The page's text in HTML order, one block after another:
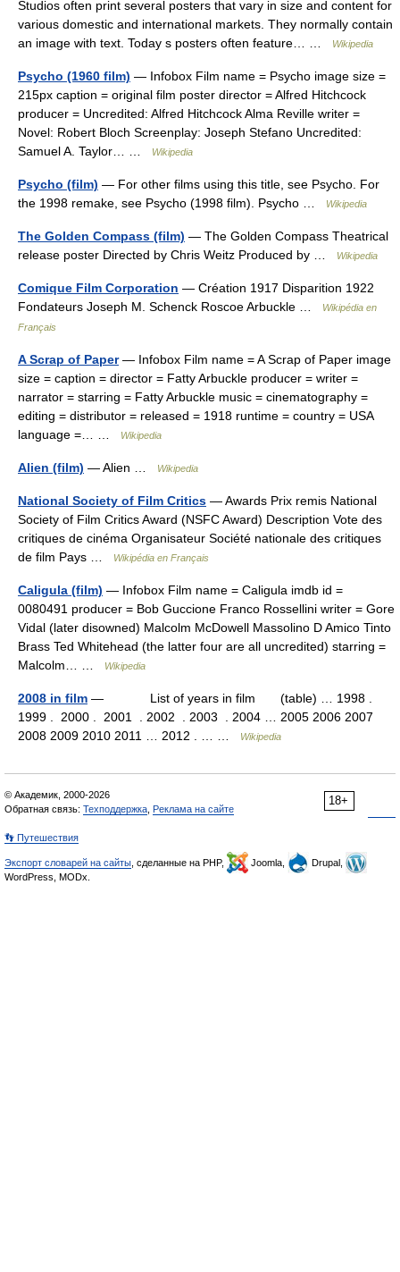
Studios often print several posters that vary in size and content for
various domestic and international markets. They normally contain
an image with text. Today s posters often feature… …
Wikipedia
Psycho (1960 film) — Infobox Film name = Psycho image size =
215px caption = original film poster director = Alfred Hitchcock
producer = Uncredited: Alfred Hitchcock Alma Reville writer =
Novel: Robert Bloch Screenplay: Joseph Stefano Uncredited:
Samuel A. Taylor… …
Wikipedia
Psycho (film) — For other films using this title, see Psycho. For
the 1998 remake, see Psycho (1998 film). Psycho …
Wikipedia
The Golden Compass (film) — The Golden Compass Theatrical
release poster Directed by Chris Weitz Produced by …
Wikipedia
Comique Film Corporation — Création 1917 Disparition 1922
Fondateurs Joseph M. Schenck Roscoe Arbuckle …
Wikipédia en
Français
A Scrap of Paper— Infobox Film name = A Scrap of Paper image
size = caption = director = Fatty Arbuckle producer = writer =
narrator = starring = Fatty Arbuckle music = cinematography =
editing = distributor = released = 1918 runtime = country = USA
language =… …
Wikipedia
Alien (film) — Alien … Wikipedia
National Society of Film Critics — Awards Prix remis National
Society of Film Critics Award (NSFC Award) Description Vote des
critiques de cinéma Organisateur Société nationale des critiques
de film Pays …
Wikipédia en Français
Caligula (film) — Infobox Film name = Caligula imdb id =
0080491 producer = Bob Guccione Franco Rossellini writer = Gore
Vidal (later disowned) Malcolm McDowell Massolino D Amico Tinto
Brass Ted Whitehead (the latter four are all uncredited) starring =
Malcolm… …
Wikipedia
2008 in film — List of years in film (table) … 1998 .
1999 . 2000 . 2001 . 2002 . 2003 . 2004 … 2005 2006 2007
2008 2009 2010 2011 … 2012 . … …
Wikipedia
18+
© Академик, 2000-2026
Обратная связь: Техподдержка Реклама на сайте
👣 Путешествия
Экспорт словарей на сайты , сделанные на PHP, Joomla,
Drupal,
WordPress, MODx.